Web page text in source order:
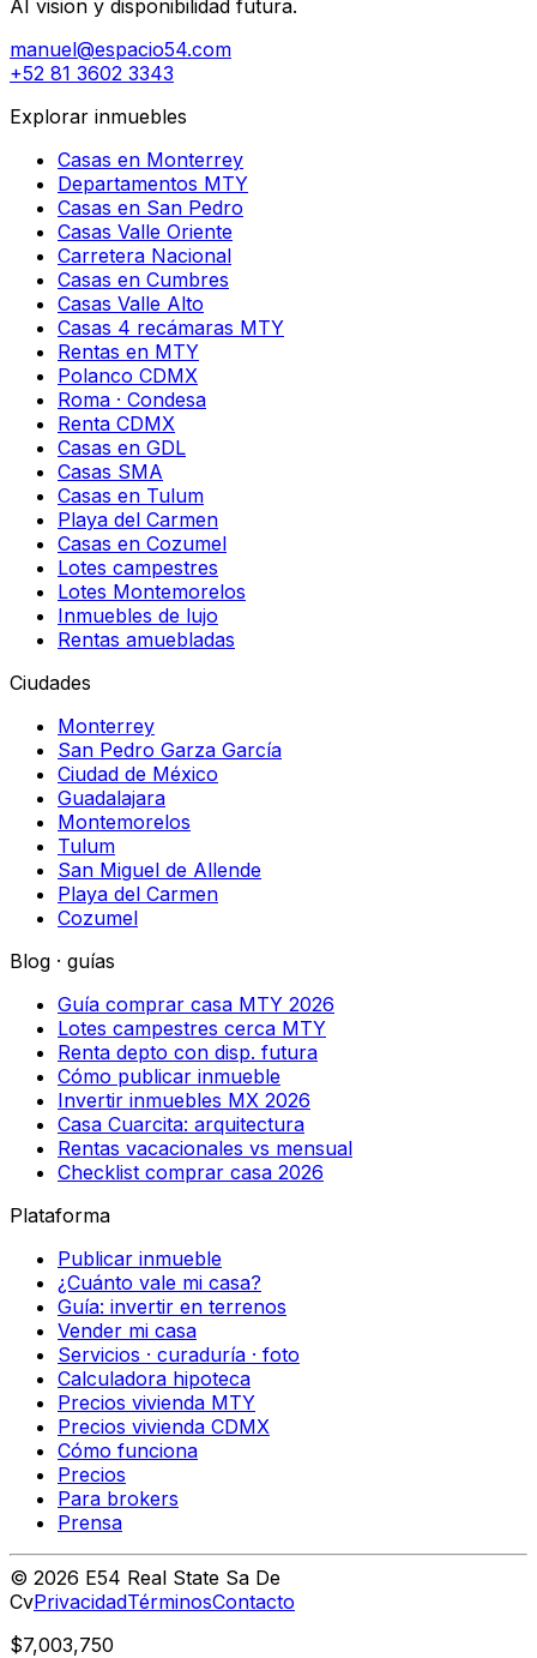
AI vision y disponibilidad futura.
manuel@espacio54.com
+52 81 3602 3343
Explorar inmuebles
Casas en Monterrey
Departamentos MTY
Casas en San Pedro
Casas Valle Oriente
Carretera Nacional
Casas en Cumbres
Casas Valle Alto
Casas 4 recámaras MTY
Rentas en MTY
Polanco CDMX
Roma · Condesa
Renta CDMX
Casas en GDL
Casas SMA
Casas en Tulum
Playa del Carmen
Casas en Cozumel
Lotes campestres
Lotes Montemorelos
Inmuebles de lujo
Rentas amuebladas
Ciudades
Monterrey
San Pedro Garza García
Ciudad de México
Guadalajara
Montemorelos
Tulum
San Miguel de Allende
Playa del Carmen
Cozumel
Blog · guías
Guía comprar casa MTY 2026
Lotes campestres cerca MTY
Renta depto con disp. futura
Cómo publicar inmueble
Invertir inmuebles MX 2026
Casa Cuarcita: arquitectura
Rentas vacacionales vs mensual
Checklist comprar casa 2026
Plataforma
Publicar inmueble
¿Cuánto vale mi casa?
Guía: invertir en terrenos
Vender mi casa
Servicios · curaduría · foto
Calculadora hipoteca
Precios vivienda MTY
Precios vivienda CDMX
Cómo funciona
Precios
Para brokers
Prensa
© 2026 E54 Real State Sa De
CvPrivacidadTérminosContacto
$7,003,750